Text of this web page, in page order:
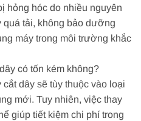
hỏng hóc do nhiều nguyên
quá tải, không bảo dưỡng
máy trong môi trường khắc
có tốn kém không?
dây sẽ tùy thuộc vào loại
mới. Tuy nhiên, việc thay
giúp tiết kiệm chi phí trong